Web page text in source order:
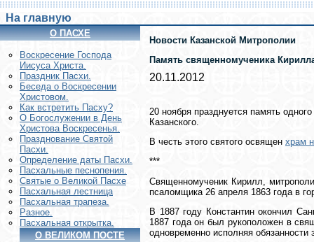
На главную
О ПАСХЕ
Воскреcение Господа
Иисуса Христа.
Праздник Пасхи.
Беседа о Воскресении
Христовом.
Как встретить Пасху?
О Богослужении в День
Христова Воскресенья.
Празднование Святой
Пасхи.
Определение даты Пасхи.
Пасхальные песнопения.
Святые о Великой Пасхе
Пасхальная лестница
Пасхальная трапеза.
Разное.
Пасхальная открытка.
О ВЕЛИКОМ ПОСТЕ
Новости Казанской Митрополии
Память священномученика
20.11.2012
20 ноября празднуется память
Казанского.
В честь этого святого освящен храм
***
Священномученик Кирилл,
псаломщика 26 апреля 1863 года в
В 1887 году Константин окончил
1887 года он был рукоположен в
одновременно исполняя обязанности